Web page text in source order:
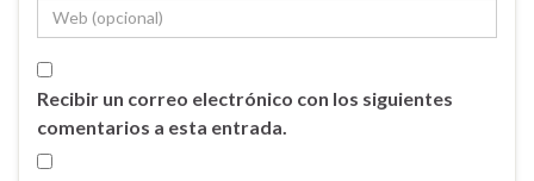
Recibir un correo electrónico con los siguientes
comentarios a esta entrada.